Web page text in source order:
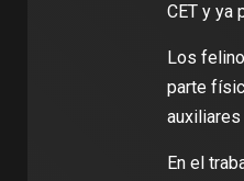
CET y ya
Los
parte
auxiliares
En el